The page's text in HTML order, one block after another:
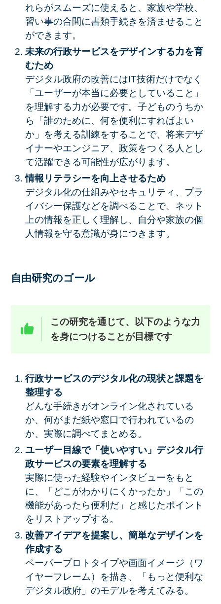
れらがスムーズに使えると、家族や学校、
習い事の合間に書類手続きを済ませること
ができます。
未来の行政サービスをデザインする力を育
むため
デジタル政府の改善にはIT技術だけでなく
「ユーザーが本当に必要としていること」
を理解する力が必要です。子どものうちか
ら「誰のために、何を便利にすればよい
か」を考える訓練をすることで、将来デザ
イナーやエンジニア、政策をつくる人とし
て活躍できる可能性が広がります。
情報リテラシーを向上させるため
デジタル化の仕組みやセキュリティ、プラ
イバシー保護などを調べることで、ネット
上の情報を正しく理解し、自分や家族の個
人情報を守る意識が身につきます。
自由研究のゴール
この研究を通じて、以下のような力
を身につけることが目標です
行政サービスのデジタル化の現状と課題を
整理する
どんな手続きがオンライン化されている
か、何がまだ紙や窓口で行われているの
か、実際に調べてまとめる。
ユーザー目線で「使いやすい」デジタル行
政サービスの要素を理解する
実際に使った経験やインタビューをもと
に、「どこがわかりにくかったか」「この
機能があったら便利だ」と感じたポイント
をリストアップする。
改善アイデアを提案し、簡単なデザインを
作成する
ペーパープロトタイプや画面イメージ（ワ
イヤーフレーム）を描き、「もっと便利な
デジタル政府」のモデルを考えてみる。